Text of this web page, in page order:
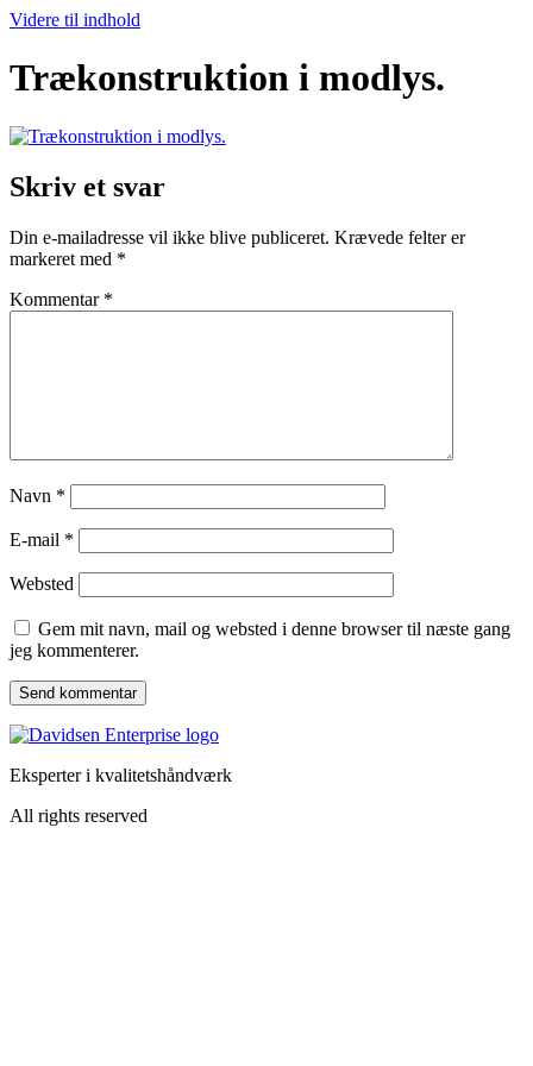
Videre til indhold
Trækonstruktion i modlys.
Skriv et svar
Din e-mailadresse vil ikke blive publiceret. Krævede felter er
markeret med *
Kommentar *
Navn *
E-mail *
Websted
Gem mit navn, mail og websted i denne browser til næste gang
jeg kommenterer.
Eksperter i kvalitetshåndværk
All rights reserved